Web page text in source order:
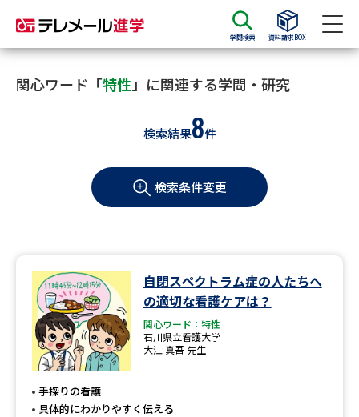
学問検索 資料請求BOX
資料請求 資料検索
大学・短大の資料種類から請求
学部・学科パンフ
過去問題集
大学・短大以外の資料から請求
専門学校の資料請求 大学院の資料請求
留学・進学関連、塾・予備校
関心ワード「特性 」に関連する学問・研究
検索結果8件
検索条件変更
自閉スペクトラム症の人たちへ
の適切な看護ケアは？
関心ワード：特性
石川県立看護大学
大江 真吾 先生
手探りの看護
具体的にわかりやすく伝える